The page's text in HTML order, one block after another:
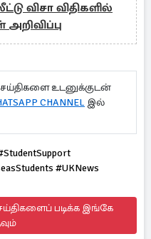
விசா விதிகளில்
உடனுக்குடன்
CHANNEL இல்
#UKNews
படிக்க இங்கே